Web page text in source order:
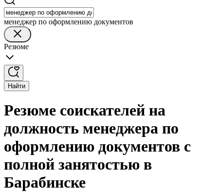
менеджер по оформлению документов
Резюме
Найти
Резюме соискателей на
должность менеджера по
оформлению документов с
полной занятостью в
Барабинске